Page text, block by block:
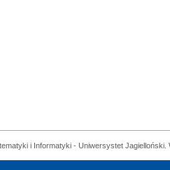
i Informatyki - Uniwersystet